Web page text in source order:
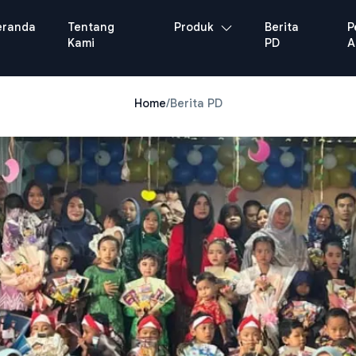
Tentang
Kami
Produk
Berita
PD
Home/Berita PD